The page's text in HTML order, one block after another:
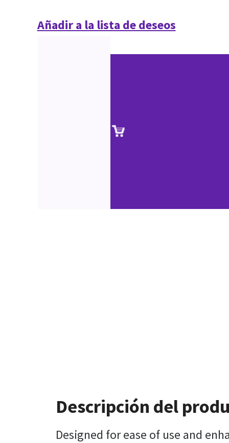
Añadir a la lista de deseos
Descripción del
Designed for ease of use and